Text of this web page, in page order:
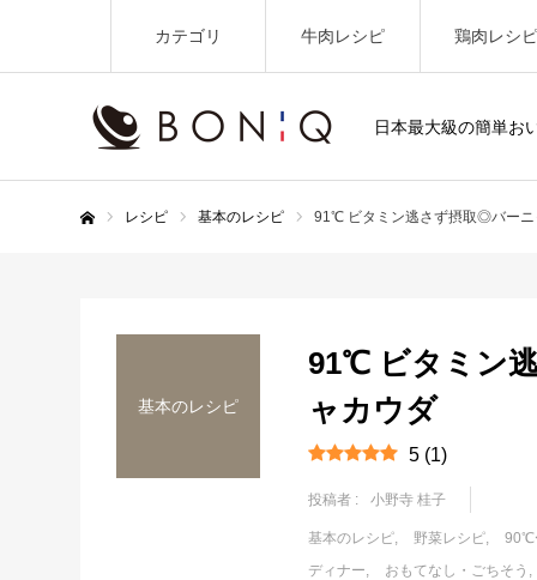
日本最大級の簡単お
カテゴリ 牛肉レシピ 鶏肉レシ
レシピ 基本のレシピ 91℃ ビタミン逃さず摂取◎バーニ
基本のレシピ
91℃ ビタミン
ャカウダ
5 (1)
投稿者 : 小野寺 桂子
基本のレシピ 野菜レシピ
90℃
ディナー
おもてなし・ごちそう